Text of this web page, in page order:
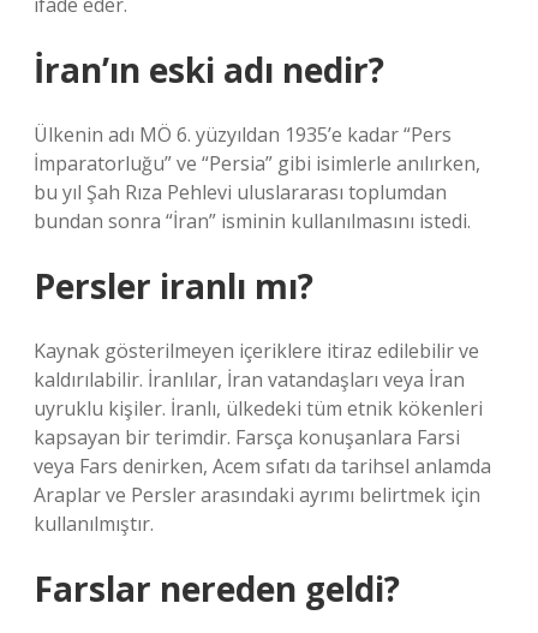
İran’ın eski adı nedir?
Ülkenin adı MÖ 6. yüzyıldan 1935’e kadar “Pers
İmparatorluğu” ve “Persia” gibi isimlerle anılırken,
bu yıl Şah Rıza Pehlevi uluslararası toplumdan
bundan sonra “İran” isminin kullanılmasını istedi.
Persler iranlı mı?
Kaynak gösterilmeyen içeriklere itiraz edilebilir ve
kaldırılabilir. İranlılar, İran vatandaşları veya İran
uyruklu kişiler. İranlı, ülkedeki tüm etnik kökenleri
kapsayan bir terimdir. Farsça konuşanlara Farsi
veya Fars denirken, Acem sıfatı da tarihsel anlamda
Araplar ve Persler arasındaki ayrımı belirtmek için
kullanılmıştır.
Farslar nereden geldi?